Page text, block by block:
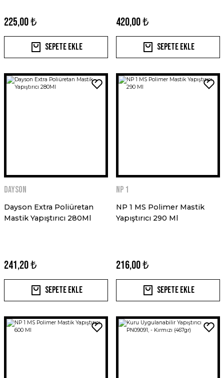
225,00 ₺
Sepete Ekle
420,00 ₺
Sepete Ekle
DAYSON
Dayson Extra Poliüretan
Mastik Yapıştırıcı 280Ml
241,20 ₺
Sepete Ekle
NP 1
NP 1 MS Polimer Mastik
Yapıştırıcı 290 Ml
216,00 ₺
Sepete Ekle